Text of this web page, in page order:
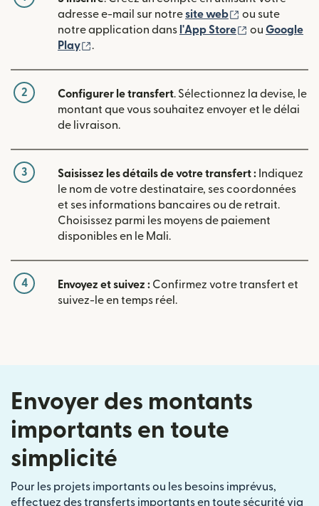
adresse e-mail sur notresite web (s'ouvre dans
ou sute
notre application dans l'App Store (s'ouvre
ou Google
Play
.
2 Configurer le transfert. Sélectionnez la devise, le
montant que vous souhaitez envoyer et le délai
de livraison.
3 Saisissez les détails de votre transfert : Indiquez
le nom de votre destinataire, ses coordonnées
et ses informations bancaires ou de retrait.
Choisissez parmi les moyens de paiement
disponibles en le Mali.
4 Envoyez et suivez : Confirmez votre transfert et
suivez-le en temps réel.
Envoyer des montants
importants en toute
simplicité
Pour les projets importants ou les besoins imprévus,
effectuez des transferts importants en toute sécurité via